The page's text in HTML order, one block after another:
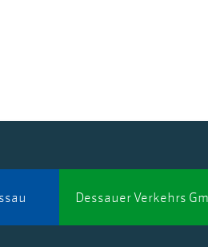
Dessauer Verkehrs